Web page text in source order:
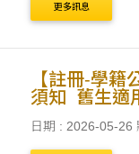
更多訊息
【註冊-學籍
須知_舊生適
日期 : 2026-05-26